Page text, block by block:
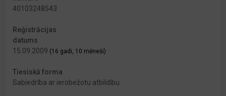
40103248543
Reģistrācijas
datums
15.09.2009 (16 gadi, 10 mēneši)
Tiesiskā forma
Sabiedrība ar ierobežotu atbildību